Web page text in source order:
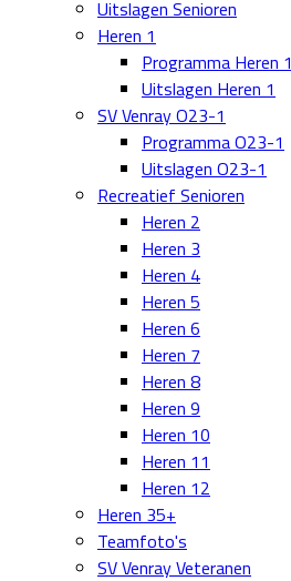
Uitslagen Senioren
Heren 1
Programma Heren 1
Uitslagen Heren 1
SV Venray O23-1
Programma O23-1
Uitslagen O23-1
Recreatief Senioren
Heren 2
Heren 3
Heren 4
Heren 5
Heren 6
Heren 7
Heren 8
Heren 9
Heren 10
Heren 11
Heren 12
Heren 35+
Teamfoto's
SV Venray Veteranen